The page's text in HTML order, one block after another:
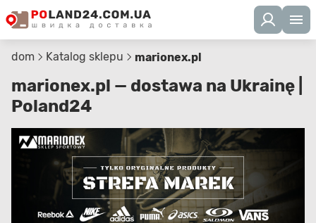
dom Katalog sklepu marionex.pl
marionex.pl — dostawa na Ukrainę |
Poland24